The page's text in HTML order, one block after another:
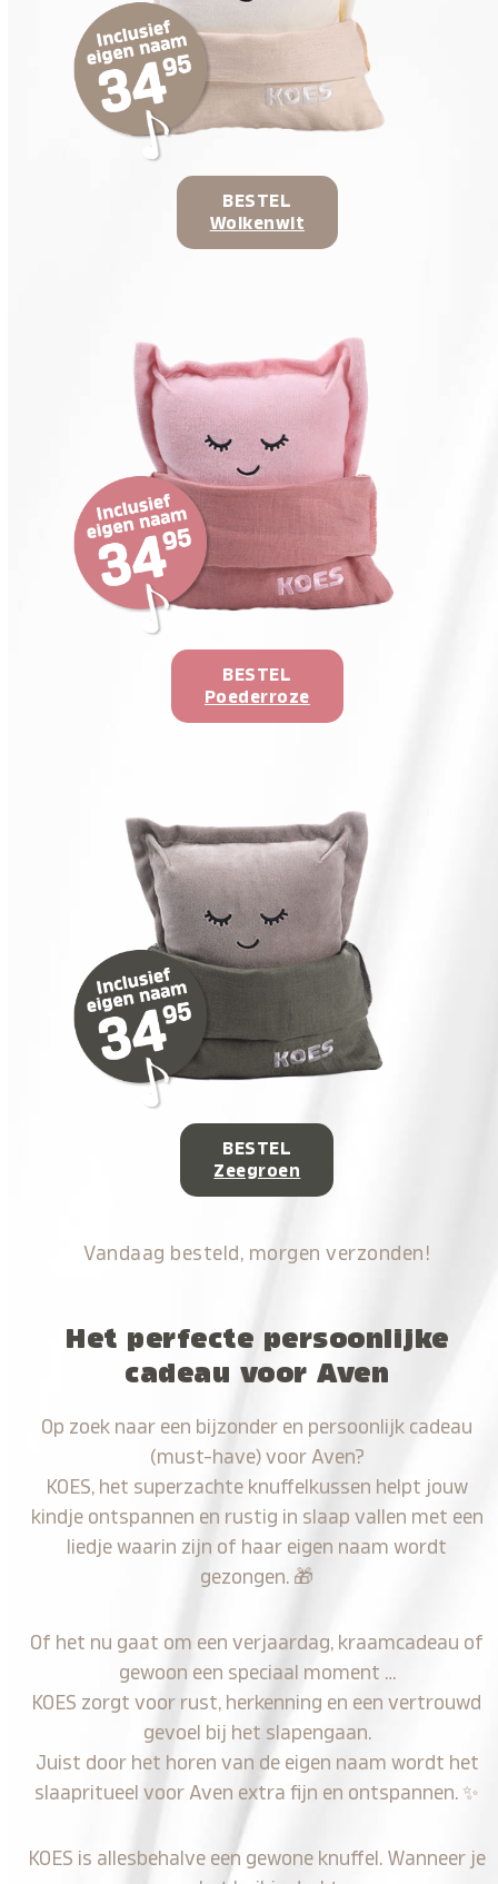
BESTEL
Wolkenwit
BESTEL
Poederroze
BESTEL
Zeegroen
Vandaag besteld, morgen verzonden!
Het perfecte persoonlijke
cadeau voor Aven
Op zoek naar een bijzonder en persoonlijk cadeau
(must-have) voor Aven?
KOES, het superzachte knuffelkussen helpt jouw
kindje ontspannen en rustig in slaap vallen met een
liedje waarin zijn of haar eigen naam wordt
gezongen. 🎁
Of het nu gaat om een verjaardag, kraamcadeau of
gewoon een speciaal moment …
KOES zorgt voor rust, herkenning en een vertrouwd
gevoel bij het slapengaan.
Juist door het horen van de eigen naam wordt het
slaapritueel voor Aven extra fijn en ontspannen. ✨
KOES is allesbehalve een gewone knuffel. Wanneer je